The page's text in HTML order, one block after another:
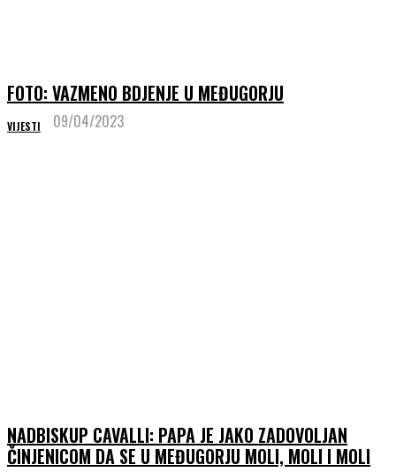
FOTO: VAZMENO BDJENJE U MEĐUGORJU
VIJESTI 09/04/2023
NADBISKUP CAVALLI: PAPA JE JAKO ZADOVOLJAN
ČINJENICOM DA SE U MEĐUGORJU MOLI, MOLI I MOLI